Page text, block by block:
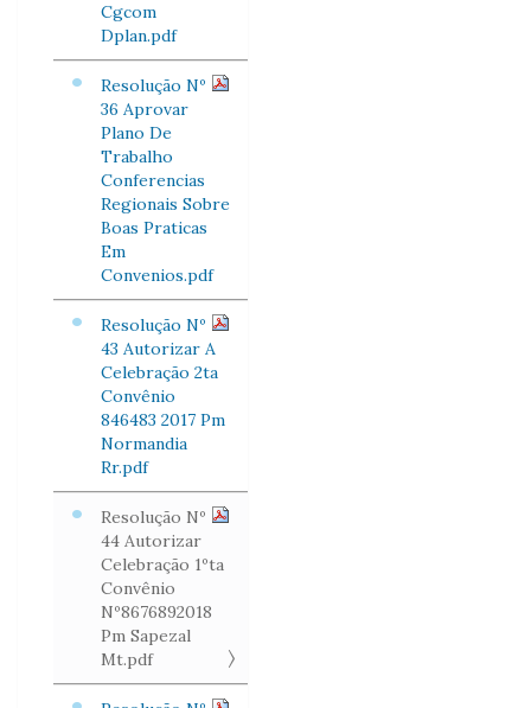
Cgcom
Dplan.pdf
Resolução Nº
36 Aprovar
Plano De
Trabalho
Conferencias
Regionais Sobre
Boas Praticas
Em
Convenios.pdf
Resolução Nº
43 Autorizar A
Celebração 2ta
Convênio
846483 2017 Pm
Normandia
Rr.pdf
Resolução Nº
44 Autorizar
Celebração 1ºta
Convênio
Nº8676892018
Pm Sapezal
Mt.pdf